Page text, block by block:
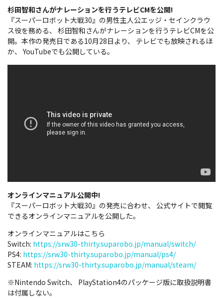
杉田智和さんがナレーションを行うテレビCMを公開!
『スーパーロボット大戦30』の男性主人公エッジ・セインクラウ
ス役を務める、 杉田智和さんがナレーションを行うテレビCMを公
開。本作の発売日である10月28日より、 テレビでも放映されるほ
か、 YouTubeでも公開している。
オンラインマニュアル公開中!
『スーパーロボット大戦30』の発売に合わせ、 公式サイトで閲覧
できるオンラインマニュアルを公開した。
オンラインマニュアルはこちら
Switch: https://srw30-thirty.suparobo.jp/manual/switch/
PS4: https://srw30-thirty.suparobo.jp/manual/ps4/
STEAM: https://srw30-thirty.suparobo.jp/manual/steam/
※Nintendo Switch、 PlayStation4のパッケージ版に取扱説明書
は付属しない。